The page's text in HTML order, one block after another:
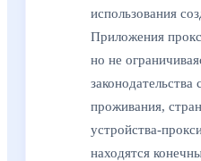
использования
Приложения
но не
законодательства
проживания,
устройства-
находятся